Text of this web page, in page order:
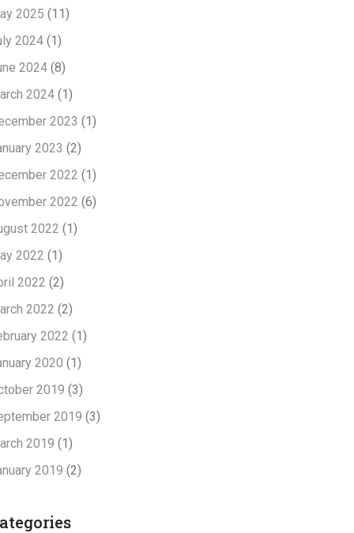
2025 (11)
2024 (1)
2024 (8)
2024 (1)
2023 (1)
2023 (2)
2022 (1)
2022 (6)
2022 (1)
2022 (1)
2022 (2)
2022 (2)
2022 (1)
2020 (1)
2019 (3)
2019 (3)
2019 (1)
2019 (2)